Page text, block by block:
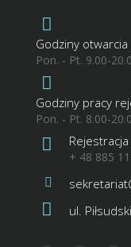
Godziny otwarcia
Pon. - Pt. 9.00-
Godziny pracy
Pon. - Pt. 8.00-
Rejestracja
+ 48 885
ul.